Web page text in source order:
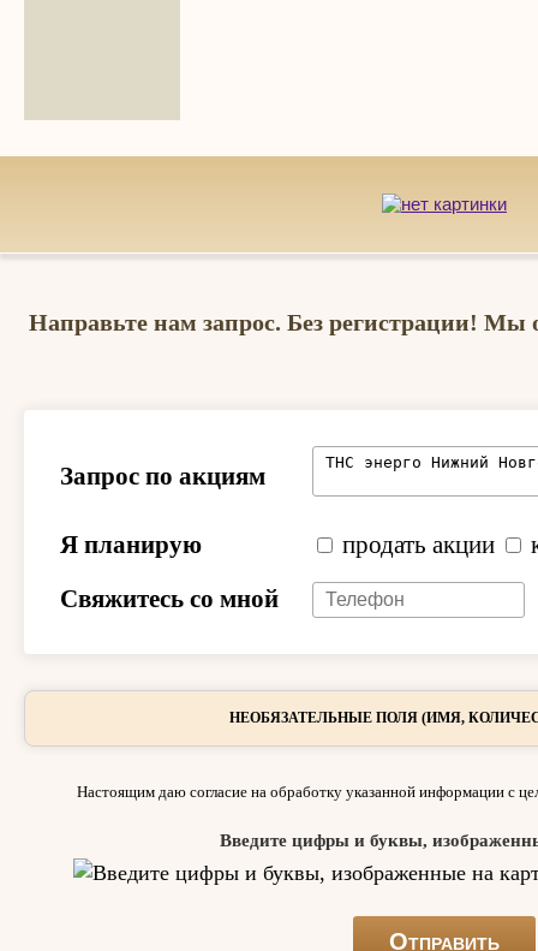
Направьте нам запрос. Без регистрации! Мы
Запрос по акциям
Я планирую продать акции
Свяжитесь со мной
НЕОБЯЗАТЕЛЬНЫЕ ПОЛЯ (ИМЯ,
Настоящим даю согласие на обработку указанной информации с
Введите цифры и буквы,